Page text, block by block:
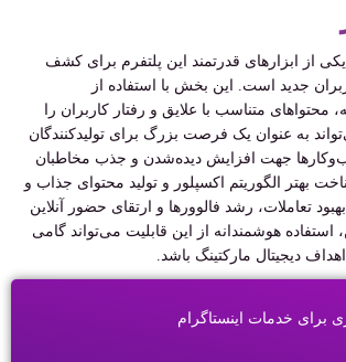
یکی از ابزارهای قدرتمند این پلتفرم برای کشف
جدید است. این بخش با استفاده از
محتواهای متناسب با علایق و رفتار کاربران را
به عنوان یک فرصت بزرگ برای تولیدکنندگان
جهت افزایش دیده‌شدن و جذب مخاطبان
بهتر الگوریتم اکسپلور و تولید محتوای جذاب و
تعاملات، رشد فالوورها و ارتقای حضور آنلاین
استفاده هوشمندانه از این قابلیت می‌تواند گامی
دیجیتال مارکتینگ باشد.
برای خدمات اینستاگرام